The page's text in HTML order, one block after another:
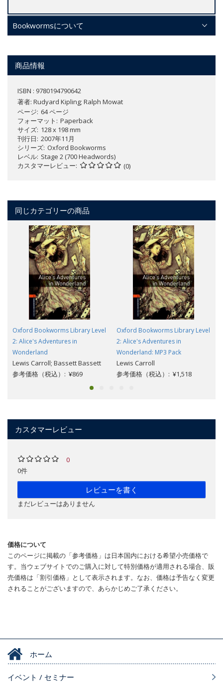
Bookwormsについて
商品情報
ISBN : 9780194790642
著者: Rudyard Kipling; Ralph Mowat
ページ 64 ページ
フォーマット
Paperback
サイズ 128 x 198 mm
刊行日 2007年11月
シリーズ Oxford Bookworms
レベル Stage 2 (700 Headwords)
カスタマーレビュー
(0)
同じカテゴリーの商品
Oxford Bookworms Library Level
2: Alice's Adventures in
Wonderland
Lewis Carroll; Bassett Bassett
参考価格（税込）: ¥869
Oxford Bookworms Library Level
2: Alice's Adventures in
Wonderland: MP3 Pack
Lewis Carroll
参考価格（税込）: ¥1,518
カスタマーレビュー
0
0件
レビューを書く
まだレビューはありません
価格について
このページに掲載の「参考価格」は日本国内における希望小売価格で
す。当ウェブサイトでのご購入に対して特別価格が適用される場合、販
売価格は「割引価格」として表示されます。なお、価格は予告なく変更
されることがございますので、あらかじめご了承ください。
ホーム
イベント / セミナー